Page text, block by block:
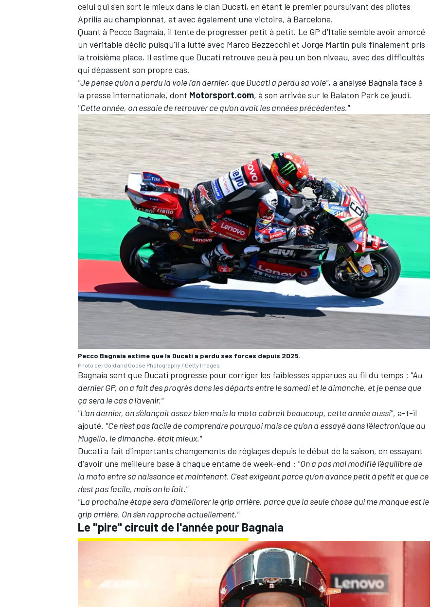
AUTRES CHAMPIONNATS
celui qui s'en sort le mieux dans le clan Ducati, en étant le premier poursuivant des pilotes
Aprilia au championnat, et avec également une victoire, à Barcelone.
Quant à Pecco Bagnaia, il tente de progresser petit à petit. Le GP d'Italie semble avoir amorcé
un véritable déclic puisqu'il a lutté avec Marco Bezzecchi et Jorge Martín puis finalement pris
la troisième place. Il estime que Ducati retrouve peu à peu un bon niveau, avec des difficultés
qui dépassent son propre cas.
"Je pense qu'on a perdu la voie l'an dernier, que Ducati a perdu sa voie", a analysé Bagnaia face à
la presse internationale, dont Motorsport.com, à son arrivée sur le Balaton Park ce jeudi.
"Cette année, on essaie de retrouver ce qu'on avait les années précédentes."
Pecco Bagnaia estime que la Ducati a perdu ses forces depuis 2025.
Photo de: Gold and Goose Photography / Getty Images
Bagnaia sent que Ducati progresse pour corriger les faiblesses apparues au fil du temps : "Au
dernier GP, on a fait des progrès dans les départs entre le samedi et le dimanche, et je pense que
ça sera le cas à l'avenir."
"L'an dernier, on s'élançait assez bien mais la moto cabrait beaucoup, cette année aussi", a-t-il
ajouté. "Ce n'est pas facile de comprendre pourquoi mais ce qu'on a essayé dans l'électronique au
Mugello, le dimanche, était mieux."
Ducati a fait d'importants changements de réglages depuis le début de la saison, en essayant
d'avoir une meilleure base à chaque entame de week-end : "On a pas mal modifié l'équilibre de
la moto entre sa naissance et maintenant. C'est exigeant parce qu'on avance petit à petit et que ce
n'est pas facile, mais on le fait."
"La prochaine étape sera d'améliorer le grip arrière, parce que la seule chose qui me manque est le
grip arrière. On s'en rapproche actuellement."
Le "pire" circuit de l'année pour Bagnaia